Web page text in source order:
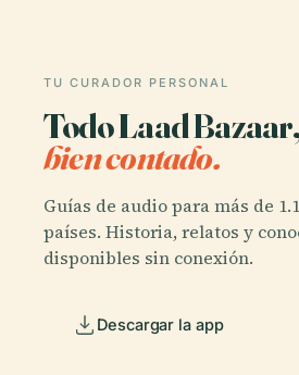
TU CURADOR PERSONAL
Todo Laad Bazaar,
bien contado.
Guías de audio para más de
países. Historia, relatos y
disponibles sin conexión.
Descargar la app